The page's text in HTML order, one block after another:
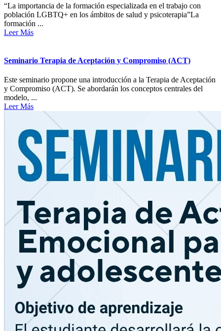
“La importancia de la formación especializada en el trabajo con
población LGBTQ+ en los ámbitos de salud y psicoterapia”La
formación ...
Leer Más
Seminario Terapia de Aceptación y Compromiso (ACT)
Este seminario propone una introducción a la Terapia de Aceptación
y Compromiso (ACT). Se abordarán los conceptos centrales del
modelo, ...
Leer Más